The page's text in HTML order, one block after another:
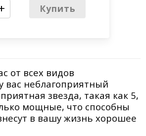
Купить
от всех видов
вас неблагоприятный
звезда, такая как 5,
мощные, что способны
в вашу жизнь хорошее